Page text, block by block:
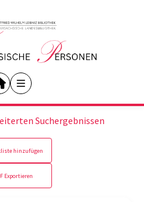
Suchergebnissen
hinzufügen
Exportieren